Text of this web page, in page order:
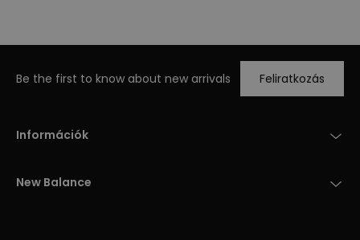
Be the first to know about new arrivals Feliratkozás
Információk
New Balance